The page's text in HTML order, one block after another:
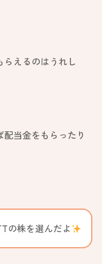
らえるのはうれし
当金をもらったり
の株を選んだよ